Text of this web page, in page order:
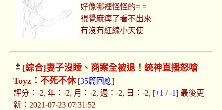
好像哪裡怪怪的= =
視覺麻痺了看不出來
有沒有紅線小天使
[綜合]妻子沒睡、商案全被退！統神直播怒嗆
Toyz：不死不休[35篇回應]
評分：-2, 年：-2, 月：-2, 週：-2, 日：-2, [+1 /-1] 最後更
新：2021-07-23 07:31:52